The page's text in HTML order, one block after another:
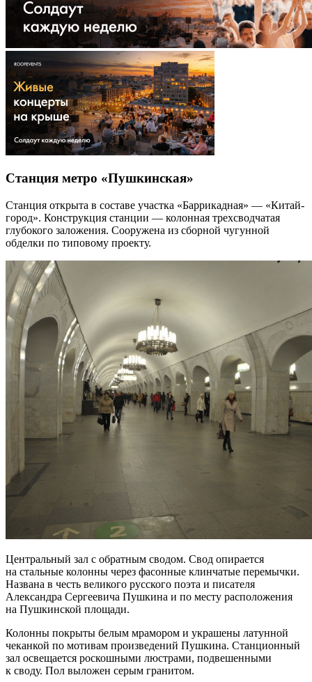
Станция метро «Пушкинская»
Станция открыта в составе участка «Баррикадная» — «Китай-
город». Конструкция станции — колонная трехсводчатая
глубокого заложения. Сооружена из сборной чугунной
обделки по типовому проекту.
Центральный зал с обратным сводом. Свод опирается
на стальные колонны через фасонные клинчатые перемычки.
Названа в честь великого русского поэта и писателя
Александра Сергеевича Пушкина и по месту расположения
на Пушкинской площади.
Колонны покрыты белым мрамором и украшены латунной
чеканкой по мотивам произведений Пушкина. Станционный
зал освещается роскошными люстрами, подвешенными
к своду. Пол выложен серым гранитом.